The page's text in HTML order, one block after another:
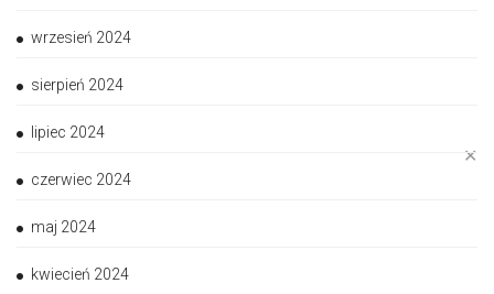
✕
wrzesień 2024
sierpień 2024
lipiec 2024
czerwiec 2024
maj 2024
kwiecień 2024